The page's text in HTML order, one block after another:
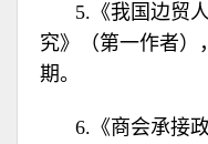
5.《我国边贸
究》（第一作者）
期。
6.《商会承接